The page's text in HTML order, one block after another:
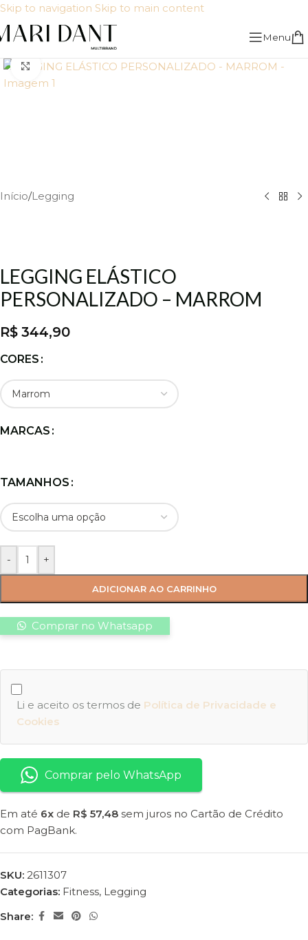
Skip to navigation Skip to main content
Menu
Click to enlarge
Início/Legging
LEGGING ELÁSTICO
PERSONALIZADO – MARROM
R$ 344,90
CORES
MARCAS
TAMANHOS
- +
ADICIONAR AO CARRINHO
Comprar no Whatsapp
Li e aceito os termos de Política de Privacidade e
Cookies
Comprar pelo WhatsApp
Em até 6x de R$ 57,48 sem juros no Cartão de Crédito
com PagBank.
SKU: 2611307
Categorias: Fitness, Legging
Share: